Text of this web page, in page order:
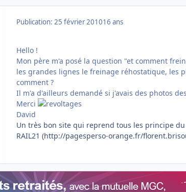
Publication: 25 février 201016 ans
Hello !
Mon père m'a posé la question "et comment
les grandes lignes le freinage réhostatique, les
comment ?
Il m'a d'ailleurs demandé si j'avais des photos
Merci
David
Un très bon site qui reprend tous les principe
RAIL21 (http://pagesperso-orange.fr/